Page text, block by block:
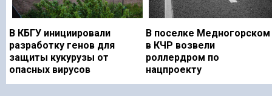
В КБГУ инициировали
разработку генов для
защиты кукурузы от
опасных вирусов
В поселке Медногорском
в КЧР возвели
роллердром по
нацпроекту